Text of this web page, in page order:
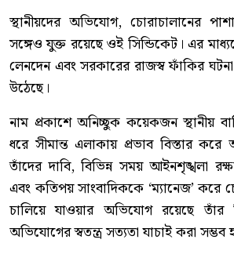
স্থানীয়দের অভিযোগ, চোরাচালানের
সঙ্গেও যুক্ত রয়েছে ওই সিন্ডিকেট। এর
লেনদেন এবং সরকারের রাজস্ব ফাঁকির
উঠেছে।
নাম প্রকাশে অনিচ্ছুক কয়েকজন স্থানীয়
ধরে সীমান্ত এলাকায় প্রভাব বিস্তার
তাঁদের দাবি, বিভিন্ন সময় আইনশৃঙ্খলা
এবং কতিপয় সাংবাদিককে ‘ম্যানেজ’ করে
চালিয়ে যাওয়ার অভিযোগ রয়েছে
অভিযোগের স্বতন্ত্র সত্যতা যাচাই করা সম্ভব